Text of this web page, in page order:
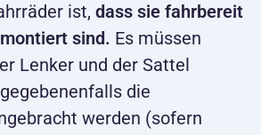
ist, dass sie fahrbereit
sind. Es müssen
Lenker und der Sattel
die
werden (sofern